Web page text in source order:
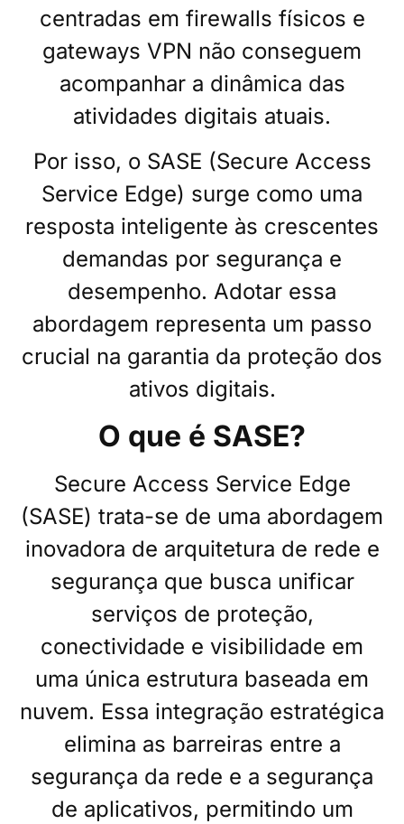
centradas em firewalls físicos e
gateways VPN não conseguem
acompanhar a dinâmica das
atividades digitais atuais.
Por isso, o SASE (Secure Access
Service Edge) surge como uma
resposta inteligente às crescentes
demandas por segurança e
desempenho. Adotar essa
abordagem representa um passo
crucial na garantia da proteção dos
ativos digitais.
O que é SASE?
Secure Access Service Edge
(SASE) trata-se de uma abordagem
inovadora de arquitetura de rede e
segurança que busca unificar
serviços de proteção,
conectividade e visibilidade em
uma única estrutura baseada em
nuvem. Essa integração estratégica
elimina as barreiras entre a
segurança da rede e a segurança
de aplicativos, permitindo um